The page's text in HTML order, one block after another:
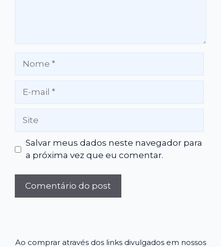
Site
Salvar meus dados neste navegador para
a próxima vez que eu comentar.
Ao comprar através dos links divulgados em nossos